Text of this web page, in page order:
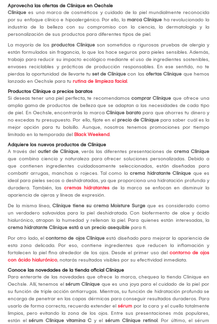
Aprovecha las ofertas de Clinique en Oechsle
Clinique es una marca de cosméticos y cuidado de la piel mundialmente reconocida
por su enfoque clínico e hipoalergénico. Por ello, la marca Clinique ha revolucionado la
industria de la belleza con su compromiso con la ciencia, la dermatología y la
personalización de sus productos para diferentes tipos de piel.
La mayoría de los productos Clinique son sometidos a rigurosas pruebas de alergia y
están formulados sin fragancia, lo que los hace seguros para pieles sensibles. Además,
trabaja para reducir su impacto ecológico mediante el uso de ingredientes sostenibles,
envases reciclables y prácticas de producción responsables. En ese sentido, no te
pierdas la oportunidad de llevarte tu set de Clinique con las ofertas Clinique que hemos
lanzado en Oechsle para tu rutina de limpieza facial.
Productos Clinique a precios baratos
Si deseas tener una piel perfecta, te recomendamos comprar Clinique que ofrece una
amplia gama de productos de belleza que se adaptan a las necesidades de cada tipo
de piel. En Oechsle, encontrarás la marca Clinique barato para que ahorres tu dinero y
no excedas tu presupuesto. Por ello, fíjate en el precio de Clinique para saber cuál es la
mejor opción para tu bolsillo. Aunque, nosotros tenemos promociones por tiempo
limitado en la temporada del Black Weekend.
Adquiere los nuevos productos de Clinique
A través del outlet de Clinique, verás las diferentes presentaciones de crema Clinique
que combina ciencia y naturaleza para ofrecer soluciones personalizadas. Debido a
que contienen ingredientes cuidadosamente seleccionados, están diseñadas para
combatir arrugas, manchas o rojeces. Tal como la crema hidratante Clinique que es
ideal para pieles secas o deshidratadas, ya que proporciona una hidratación profunda y
duradera. También, las cremas hidratantes de la marca se enfocan en disminuir la
apariencia de ojeras y líneas de expresión.
De la misma línea, Clinique tiene su crema Moisture Surge que es considerado como
un verdadero salvavidas para la piel deshidratada. Con biofermento de aloe y ácido
hialurónico, atrapan la humedad y rellenan la piel. Para quienes están interesadas, la
crema hidratante Clinique está a un precio asequible para ti.
Por otro lado, el contorno de ojos Clinique está diseñado para mejorar la apariencia de
esta zona delicada. Por eso, contiene ingredientes que reducen la inflamación y
fortalecen la piel fina alrededor de los ojos. Desde el primer uso del contorno de ojos
con ácido hialurónico, notarás resultados visibles por su efectividad inmediata.
Conoce las novedades de la tienda oficial Clinique
Para enterarte de las novedades que ofrece la marca, chequea la tienda Clinique en
Oechsle. Allí, tenemos el sérum Clinique que es una joya para el cuidado de la piel por
su función de triple acción antiarrugas. Mientras, su función de hidratación profunda se
encarga de penetrar en las capas dérmicas para conseguir resultados duraderos. Para
usarlo de forma correcta, recuerda extender el sérum por la cara y el cuello totalmente
limpios, pero evitando la zona de los ojos. Entre sus presentaciones más populares,
están el sérum Clinique vitamina C y el sérum Clinique retinol. Por último, el sérum